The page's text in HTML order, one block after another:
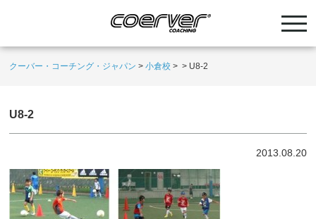
クーバー・コーチング・ジャパン >小倉校 > > U8-2
U8-2
2013.08.20